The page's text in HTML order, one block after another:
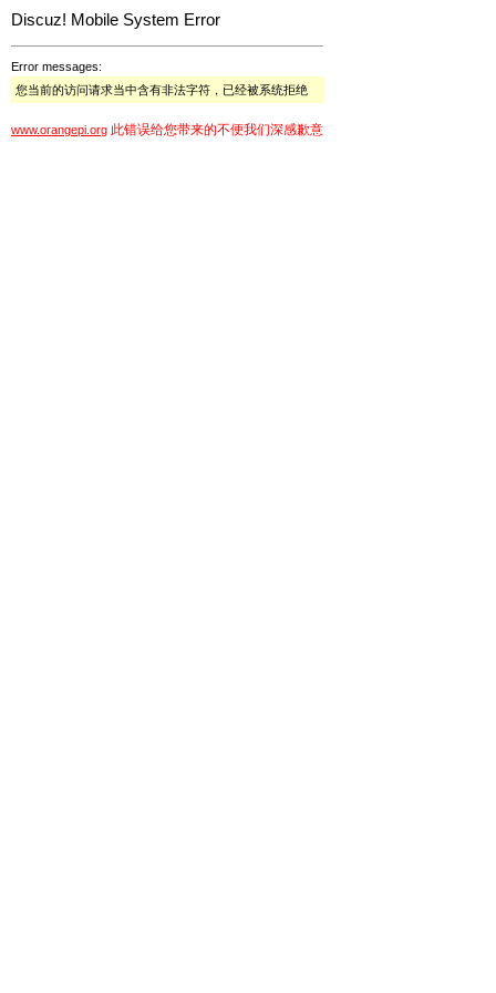
Discuz! Mobile System Error
Error messages:
您当前的访问请求当中含有非法字符，已经被系统拒绝
www.orangepi.org 此错误给您带来的不便我们深感歉意